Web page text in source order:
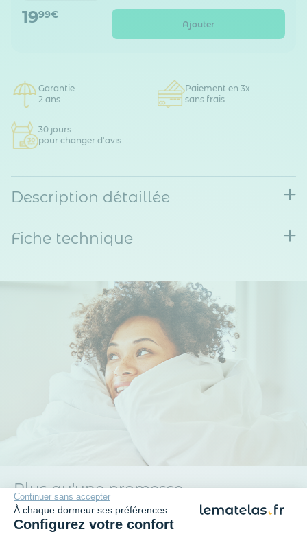
Continuer sans accepter
À chaque dormeur ses préférences.
Configurez votre confort
1999€
Ajouter
Garantie
2 ans
Paiement en 3x
sans frais
30 jours
pour changer d'avis
Description détaillée
Fiche technique
Plus qu'une promesse